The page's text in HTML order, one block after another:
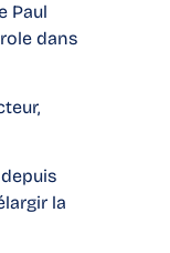
Paul
dans
la